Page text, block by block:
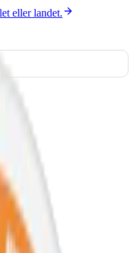
eller landet.